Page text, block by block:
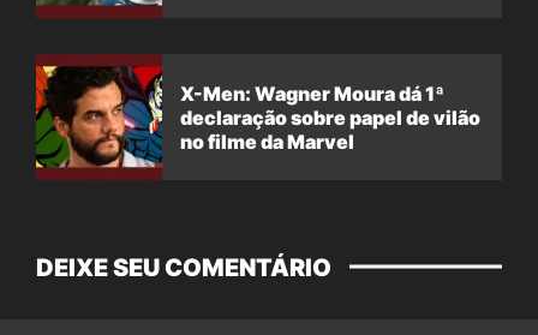
X-Men: Wagner Moura dá 1ª
declaração sobre papel de vilão
no filme da Marvel
DEIXE SEU COMENTÁRIO